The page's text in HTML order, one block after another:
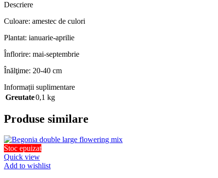
Descriere
Culoare: amestec de culori
Plantat: ianuarie-aprilie
Înflorire: mai-septembrie
Înălţime: 20-40 cm
Informații suplimentare
Greutate0,1 kg
Produse similare
Stoc epuizat
Quick view
Add to wishlist